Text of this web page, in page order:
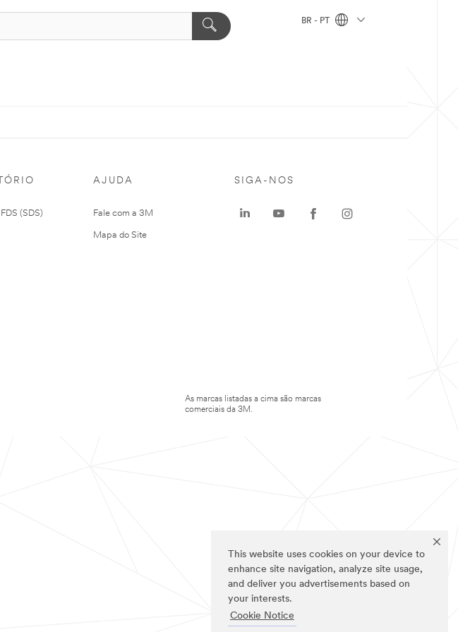
This website uses cookies on your device to
enhance site navigation, analyze site usage,
and deliver you advertisements based on
your interests.
Cookie Notice
BR - PT
(SDS)
AJUDA
Fale com a 3M
Mapa do Site
SIGA-NOS
As marcas listadas a cima são marcas
comerciais da 3M.